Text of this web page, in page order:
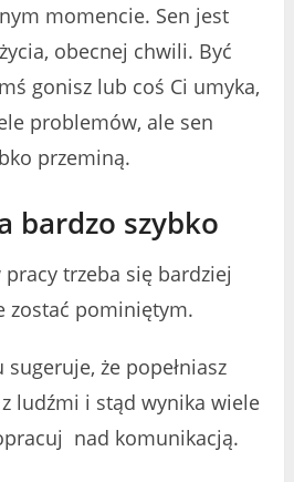
momencie. Sen jest
obecnej chwili. Być
gonisz lub coś Ci umyka,
problemów, ale sen
przeminą.
bardzo szybko
pracy trzeba się bardziej
zostać pominiętym.
że ​​popełniasz
ludźmi i stąd wynika wiele
nad komunikacją.